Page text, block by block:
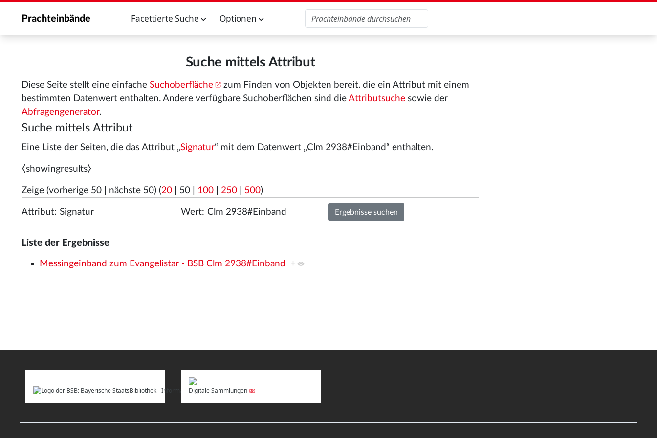
Prachteinbände Facettierte Suche Optionen
Suche mittels Attribut
Diese Seite stellt eine einfache Suchoberfläche
zum Finden von Objekten bereit, die ein Attribut mit einem
bestimmten Datenwert enthalten. Andere verfügbare Suchoberflächen sind die Attributsuche sowie der
Abfragengenerator.
Suche mittels Attribut
Eine Liste der Seiten, die das Attribut „Signatur“ mit dem Datenwert „Clm 2938#Einband“ enthalten.
⧼showingresults⧽
Zeige (vorherige 50 nächste 50) (20 50 100 250 500)
Attribut: Wert:
Liste der Ergebnisse
Messingeinband zum Evangelistar - BSB Clm 2938#Einband +
Digitale Sammlungen